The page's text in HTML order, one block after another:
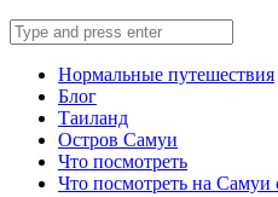
Search
for:
Нормальные путешествия
Блог
Таиланд
Остров Самуи
Что посмотреть
Что посмотреть на Самуи